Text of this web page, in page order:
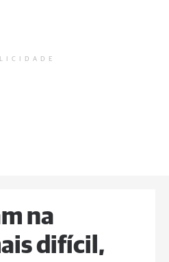
na
difícil,